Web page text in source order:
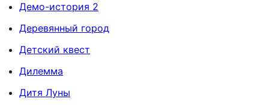
Демо-история 2
Деревянный город
Детский квест
Дилемма
Дитя Луны